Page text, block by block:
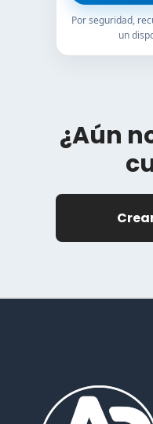
Por seguridad,
un
¿Aún